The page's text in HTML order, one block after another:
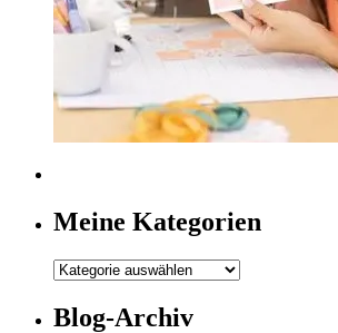
Meine Kategorien
Meine
Blog-Archiv